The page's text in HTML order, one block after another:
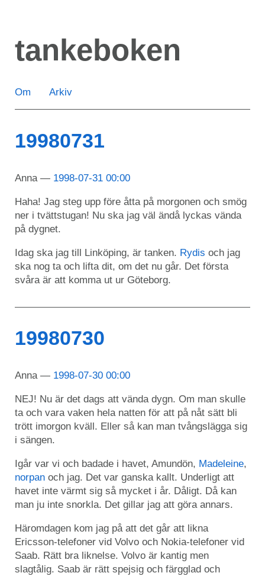
huvudinnehåll
tankeboken
Om Arkiv
19980731
Anna 1998-07-31 00:00
Haha! Jag steg upp före åtta på morgonen och smög
ner i tvättstugan! Nu ska jag väl ändå lyckas vända
på dygnet.
Idag ska jag till Linköping, är tanken. Rydis och jag
ska nog ta och lifta dit, om det nu går. Det första
svåra är att komma ut ur Göteborg.
19980730
Anna 1998-07-30 00:00
NEJ! Nu är det dags att vända dygn. Om man skulle
ta och vara vaken hela natten för att på nåt sätt bli
trött imorgon kväll. Eller så kan man tvångslägga sig
i sängen.
Igår var vi och badade i havet, Amundön, Madeleine,
norpan och jag. Det var ganska kallt. Underligt att
havet inte värmt sig så mycket i år. Dåligt. Då kan
man ju inte snorkla. Det gillar jag att göra annars.
Häromdagen kom jag på att det går att likna
Ericsson-telefoner vid Volvo och Nokia-telefoner vid
Saab. Rätt bra liknelse. Volvo är kantig men
slagtålig. Saab är rätt spejsig och färgglad och